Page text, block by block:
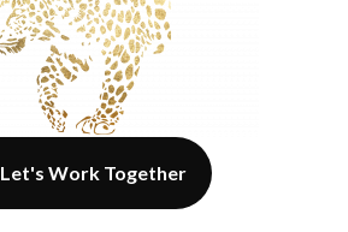
Let's Work Together